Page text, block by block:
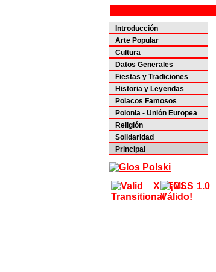
Introducción
Arte Popular
Cultura
Datos Generales
Fiestas y Tradiciones
Historia y Leyendas
Polacos Famosos
Polonia - Unión Europea
Religión
Solidaridad
Principal